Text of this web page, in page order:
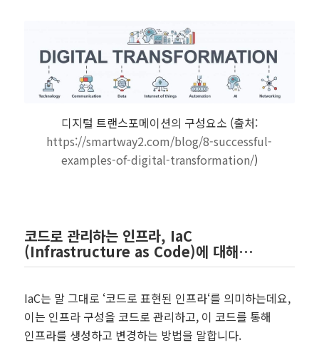
디지털 트랜스포메이션의 구성요소 (출처:
https://smartway2.com/blog/8-successful-
examples-of-digital-transformation/)
코드로 관리하는 인프라, IaC
(Infrastructure as Code)에 대해…
IaC는 말 그대로 ‘코드로 표현된 인프라‘를 의미하는데요,
이는 인프라 구성을 코드로 관리하고, 이 코드를 통해
인프라를 생성하고 변경하는 방법을 말합니다.